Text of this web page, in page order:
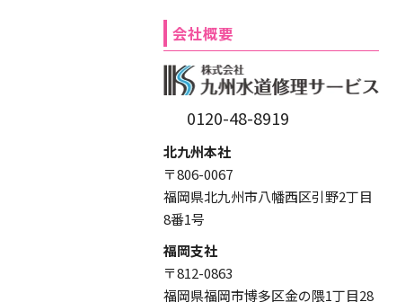
会社概要
0120-48-8919
北九州本社
〒806-0067
福岡県北九州市八幡西区引野2丁目
8番1号
福岡支社
〒812-0863
福岡県福岡市博多区金の隈1丁目28